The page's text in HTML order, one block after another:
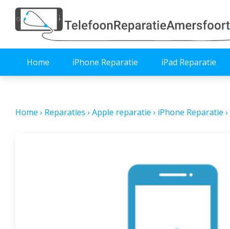
Home iPhone Reparatie iPad Reparatie
Home › Reparaties › Apple reparatie › iPhone Reparatie ›